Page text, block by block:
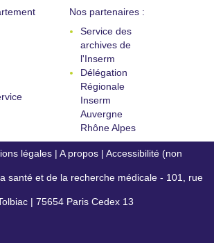
Nos partenaires :
Service des
archives de
l'Inserm
Délégation
Régionale
Inserm
Auvergne
Rhône Alpes
légales | A propos | Accessibilité (non
conforme)
santé et de la recherche médicale - 101, rue
| 75654 Paris Cedex 13